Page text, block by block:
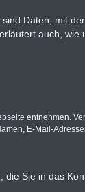
Daten, mit
auch, wie
entnehmen.
E-Mail-
Sie in das